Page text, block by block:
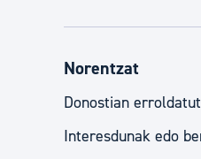
Norentzat
Donostian
Interesdunak edo